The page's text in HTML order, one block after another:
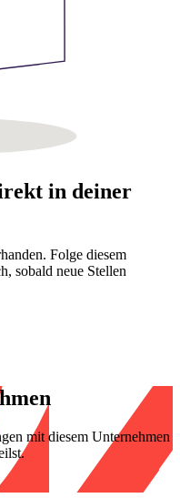
in deiner
Folge diesem
sobald neue Stellen
mit diesem Unternehmen